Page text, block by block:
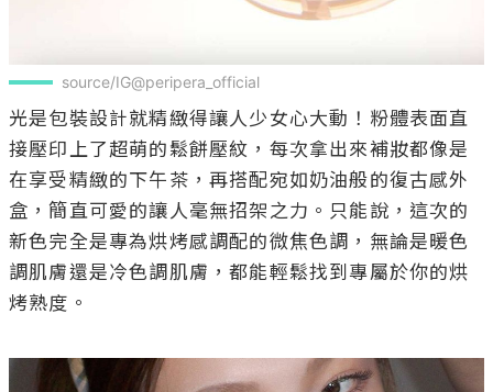
source/IG@peripera_official
光是包裝設計就精緻得讓人少女心大動！粉體表面直
接壓印上了超萌的鬆餅壓紋，每次拿出來補妝都像是
在享受精緻的下午茶，再搭配宛如奶油般的復古感外
盒，簡直可愛的讓人毫無招架之力。只能說，這次的
新色完全是專為烘烤感調配的微焦色調，無論是暖色
調肌膚還是冷色調肌膚，都能輕鬆找到專屬於你的烘
烤熟度。